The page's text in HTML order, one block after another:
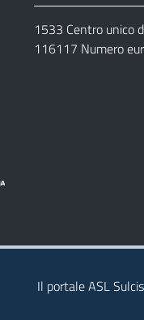
1533 Centro unico
116117 Numero
Il portale ASL